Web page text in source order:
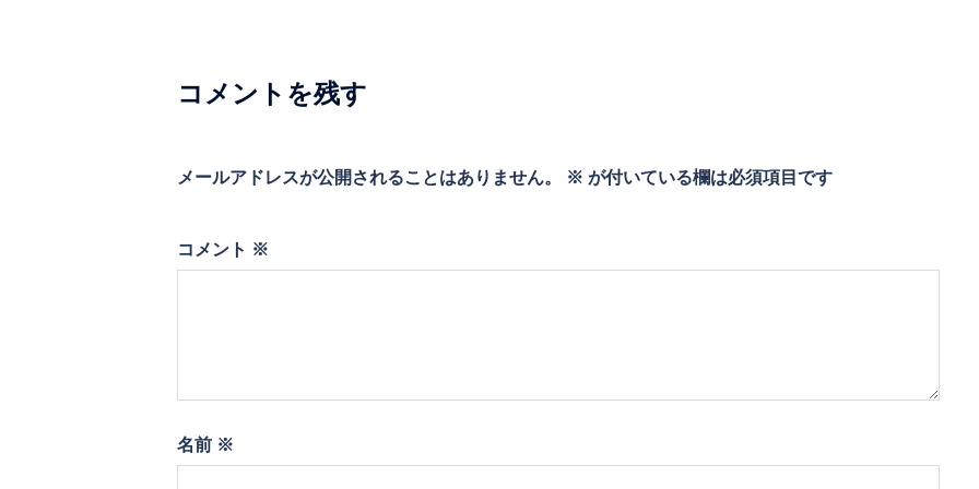
コメントを残す
メールアドレスが公開されることはありません。 ※ が付いている欄は必須項目です
コメント ※
名前 ※